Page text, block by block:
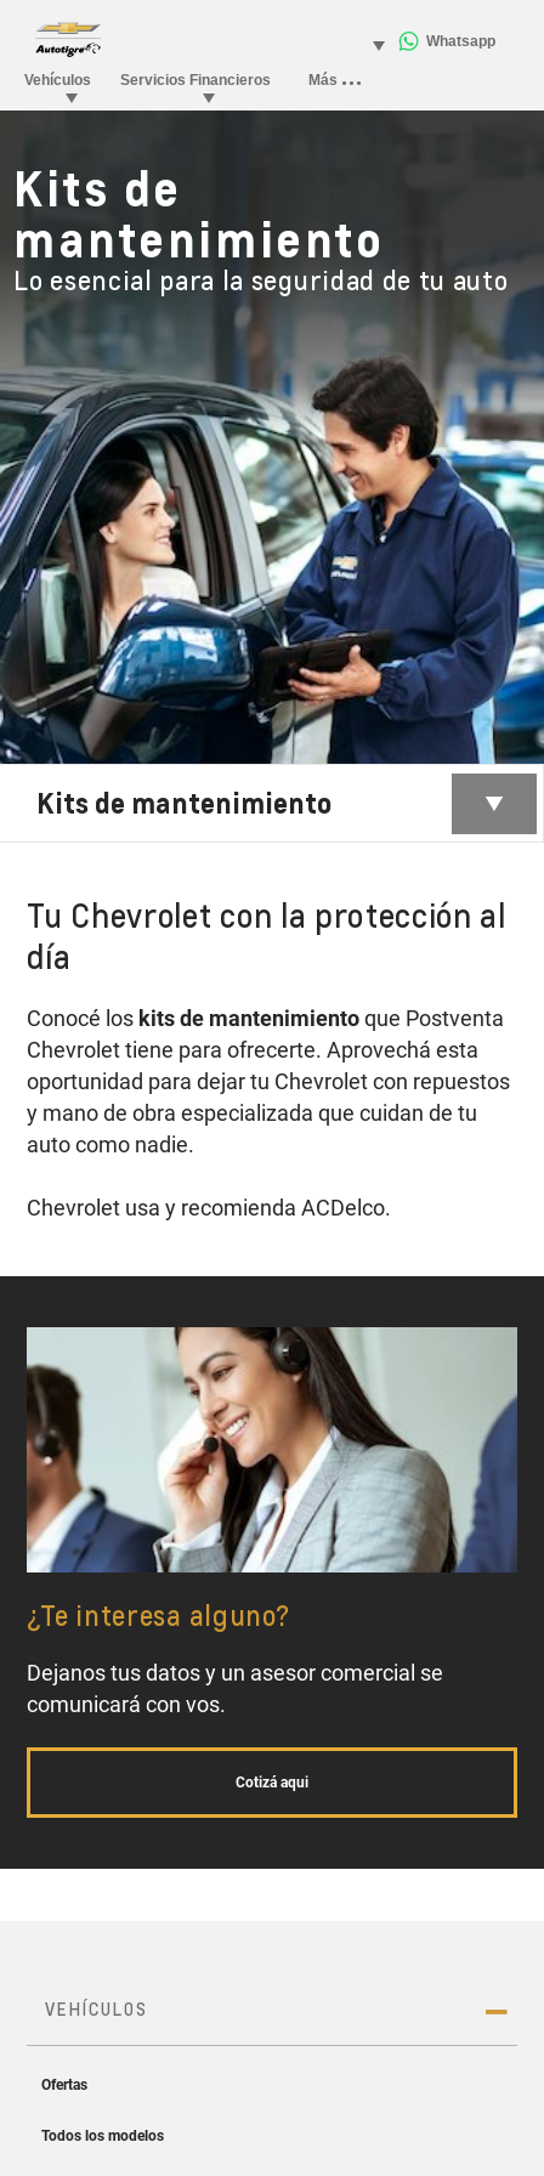
Kits de
mantenimiento
Lo esencial para la seguridad de tu auto
Kits de mantenimiento
Tu Chevrolet con la protección al
día
Conocé los kits de mantenimientoque Postventa
Chevrolet tiene para ofrecerte. Aprovechá esta
oportunidad para dejar tu Chevrolet con repuestos
y mano de obra especializada que cuidan de tu
auto como nadie.
Chevrolet usa y recomienda ACDelco.
¿Te interesa alguno?
Dejanos tus datos y un asesor comercial se
comunicará con vos.
Cotizá aqui